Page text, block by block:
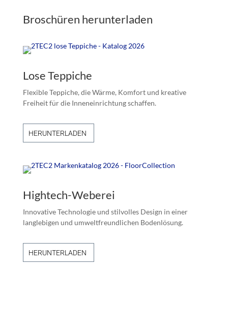
Broschüren herunterladen
Lose Teppiche
Flexible Teppiche, die Wärme, Komfort und kreative
Freiheit für die Inneneinrichtung schaffen.
HERUNTERLADEN
Hightech-Weberei
Innovative Technologie und stilvolles Design in einer
langlebigen und umweltfreundlichen Bodenlösung.
HERUNTERLADEN